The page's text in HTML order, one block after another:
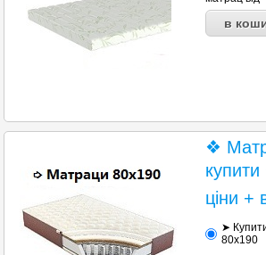
❖
ціни +
➤
80х190